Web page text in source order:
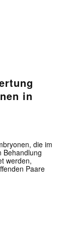
in
die im
Behandlung
werden,
Paare